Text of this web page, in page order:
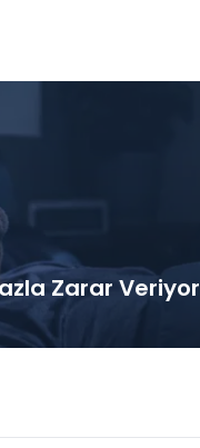
Zarar Veriyor